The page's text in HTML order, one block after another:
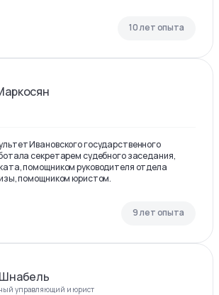
10 лет опыта
Ивановского государственного
секретарем судебного заседания,
помощником руководителя отдела
помощником юристом.
9 лет опыта
управляющий и юрист